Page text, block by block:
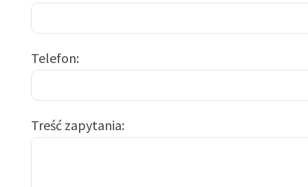
Telefon
Treść zapytania